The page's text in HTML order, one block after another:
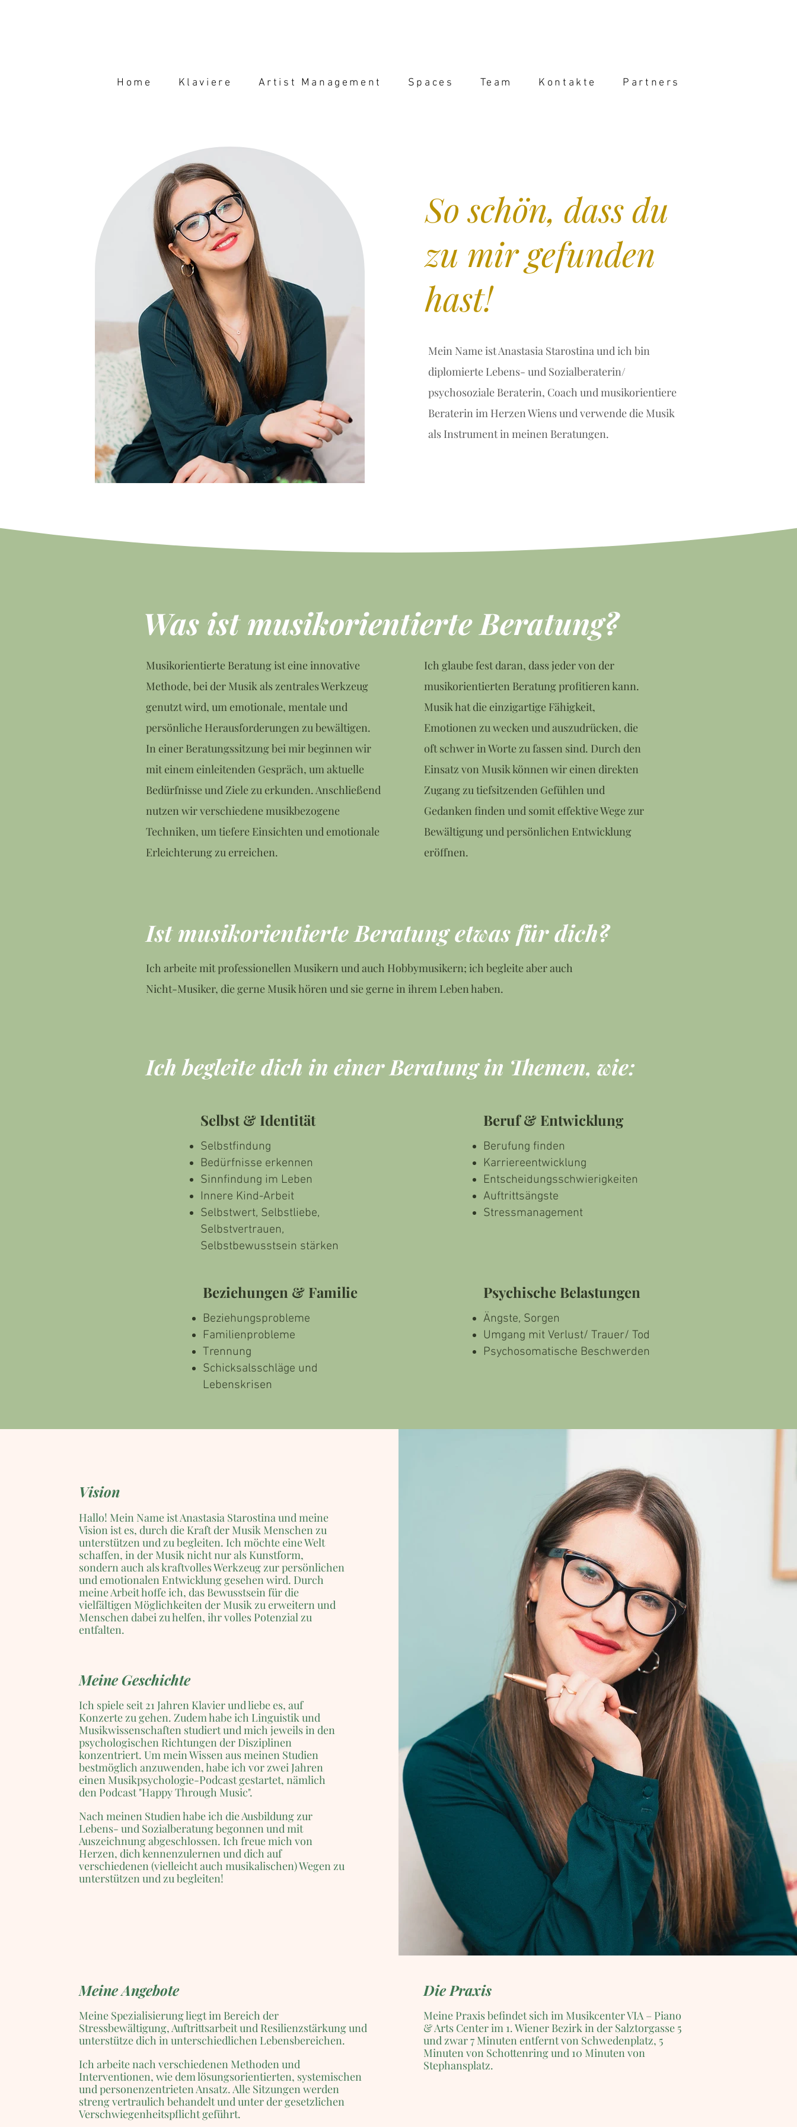
Home Klaviere Artist Management Spaces Team Kontakte Partners
So schön, dass du
zu mir gefunden
hast!
Mein Name ist Anastasia Starostina und ich bin
diplomierte Lebens- und Sozialberaterin/
psychosoziale Beraterin, Coach und musikorientiere
Beraterin im Herzen Wiens und verwende die Musik
als Instrument in meinen Beratungen.
Was ist musikorientierte Beratung?
Musikorientierte Beratung ist eine innovative
Methode, bei der Musik als zentrales Werkzeug
genutzt wird, um emotionale, mentale und
persönliche Herausforderungen zu bewältigen.
In einer Beratungssitzung bei mir beginnen wir
mit einem einleitenden Gespräch, um aktuelle
Bedürfnisse und Ziele zu erkunden. Anschließend
nutzen wir verschiedene musikbezogene
Techniken, um tiefere Einsichten und emotionale
Erleichterung zu erreichen.
Ich glaube fest daran, dass jeder von der
musikorientierten Beratung profitieren kann.
Musik hat die einzigartige Fähigkeit,
Emotionen zu wecken und auszudrücken, die
oft schwer in Worte zu fassen sind. Durch den
Einsatz von Musik können wir einen direkten
Zugang zu tiefsitzenden Gefühlen und
Gedanken finden und somit effektive Wege zur
Bewältigung und persönlichen Entwicklung
eröffnen.
Ist musikorientierte Beratung etwas für dich?
Ich arbeite mit professionellen Musikern und auch Hobbymusikern; ich begleite aber auch
Nicht-Musiker, die gerne Musik hören und sie gerne in ihrem Leben haben.
Ich begleite dich in einer Beratung in Themen, wie:
Selbst & Identität
Selbstfindung
Bedürfnisse erkennen
Sinnfindung im Leben
Innere Kind-Arbeit
Selbstwert, Selbstliebe,
Selbstvertrauen,
Selbstbewusstsein stärken
Beruf & Entwicklung
Berufung finden
Karriereentwicklung
Entscheidungsschwierigkeiten
Auftrittsängste
Stressmanagement
Beziehungen & Familie
Beziehungsprobleme
Familienprobleme
Trennung
Schicksalsschläge und
Lebenskrisen
Psychische Belastungen
Ängste, Sorgen
Umgang mit Verlust/ Trauer/ Tod
Psychosomatische Beschwerden
Vision
Hallo! Mein Name ist Anastasia Starostina und meine
Vision ist es, durch die Kraft der Musik Menschen zu
unterstützen und zu begleiten. Ich möchte eine Welt
schaffen, in der Musik nicht nur als Kunstform,
sondern auch als kraftvolles Werkzeug zur persönlichen
und emotionalen Entwicklung gesehen wird. Durch
meine Arbeit hoffe ich, das Bewusstsein für die
vielfältigen Möglichkeiten der Musik zu erweitern und
Menschen dabei zu helfen, ihr volles Potenzial zu
entfalten.
Meine Geschichte
Ich spiele seit 21 Jahren Klavier und liebe es, auf
Konzerte zu gehen. Zudem habe ich Linguistik und
Musikwissenschaften studiert und mich jeweils in den
psychologischen Richtungen der Disziplinen
konzentriert. Um mein Wissen aus meinen Studien
bestmöglich anzuwenden, habe ich vor zwei Jahren
einen Musikpsychologie-Podcast gestartet, nämlich
den Podcast "Happy Through Music".
Nach meinen Studien habe ich die Ausbildung zur
Lebens- und Sozialberatung begonnen und mit
Auszeichnung abgeschlossen. Ich freue mich von
Herzen, dich kennenzulernen und dich auf
verschiedenen (vielleicht auch musikalischen) Wegen zu
unterstützen und zu begleiten!
Meine Angebote
Meine Spezialisierung liegt im Bereich der
Stressbewältigung, Auftrittsarbeit und Resilienzstärkung und
unterstütze dich in unterschiedlichen Lebensbereichen.
Ich arbeite nach verschiedenen Methoden und
Interventionen, wie dem lösungsorientierten, systemischen
und personenzentrieten Ansatz. Alle Sitzungen werden
streng vertraulich behandelt und unter der gesetzlichen
Verschwiegenheitspflicht geführt.
Die Praxis
Meine Praxis befindet sich im Musikcenter VIA – Piano
& Arts Center im 1. Wiener Bezirk in der Salztorgasse 5
und zwar 7 Minuten entfernt von Schwedenplatz, 5
Minuten von Schottenring und 10 Minuten von
Stephansplatz.